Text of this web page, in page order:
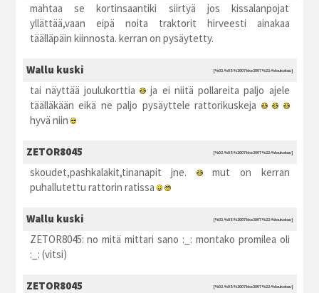
mahtaa se kortinsaantiki siirtyä jos kissalanpojat
yllättää,vaan eipä noita traktorit hirveesti ainakaa
täälläpäin kiinnosta. kerran on pysäytetty.
Wallu kuski [%02.%05.%2007 kke2007 %22:%toukokuu]
tai näyttää joulukorttia
ja ei niitä pollareita paljo ajele
täälläkään eikä ne paljo pysäyttele rattorikuskeja
hyvä niin
ZETOR8045 [%02.%05.%2007 kke2007 %22:%toukokuu]
skoudet,pashkalakit,tinanapit jne.
mut on kerran
puhallutettu rattorin ratissa
Wallu kuski [%02.%05.%2007 kke2007 %22:%toukokuu]
ZETOR8045: no mitä mittari sano :_: montako promilea oli
:_: (vitsi)
ZETOR8045 [%02.%05.%2007 kke2007 %22:%toukokuu]